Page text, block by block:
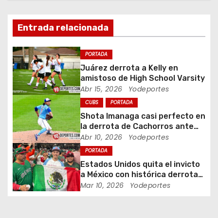
i
ó
n
d
e
e
n
t
r
Entrada relacionada
PORTADA
Juárez derrota a Kelly en
amistoso de High School Varsity
Abr 15, 2026 Yodeportes
CUBS PORTADA
Shota Imanaga casi perfecto en
la derrota de Cachorros ante
Piratas
Abr 10, 2026 Yodeportes
PORTADA
Estados Unidos quita el invicto
a México con histórica derrota
en Clásico Mundial de Béisbol
Mar 10, 2026 Yodeportes